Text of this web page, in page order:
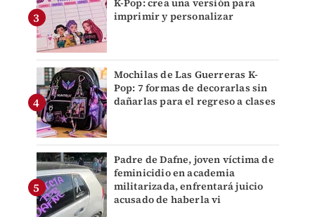
K-Pop: crea una versión para
imprimir y personalizar
Mochilas de Las Guerreras K-
Pop: 7 formas de decorarlas sin
dañarlas para el regreso a clases
Padre de Dafne, joven víctima de
feminicidio en academia
militarizada, enfrentará juicio
acusado de haberla vi